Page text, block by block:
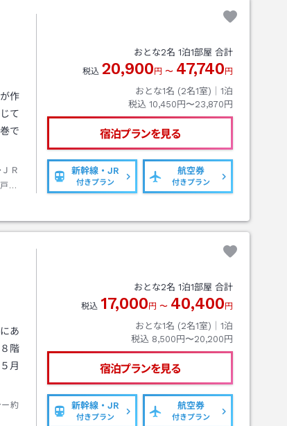
作
て
で
Ｒ
賀
おとな2名 1泊1部屋 合計
税込 20,900 円 〜 47,740 円
おとな1名 (2名1室)｜ 1泊
税込 10,450円〜23,870円
宿泊プランを見る
新幹線・JR
付きプラン
航空券
付きプラン
あ
階
月
約
おとな2名 1泊1部屋 合計
税込 17,000 円 〜 40,400 円
おとな1名 (2名1室)｜ 1泊
税込 8,500円〜20,200円
宿泊プランを見る
新幹線・JR
付きプラン
航空券
付きプラン